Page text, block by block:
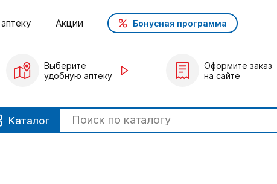
Акции Бонусная программа
Выберите
удобную аптеку
Оформите заказ
на сайте
Каталог